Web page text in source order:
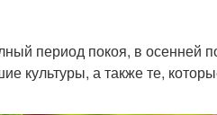
период покоя, в
культуры, а также те,